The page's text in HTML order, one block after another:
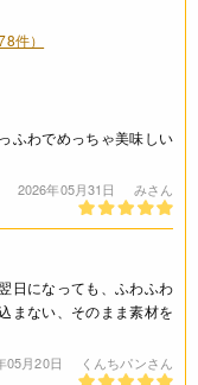
質 13.8g 脂質 1.5g
0.42g *この表示値
件）
ふわでめっちゃ美味しい
2026年05月31日 みさん
日になっても、ふわふわ
まない、そのまま素材を
05月20日 くんちパンさん